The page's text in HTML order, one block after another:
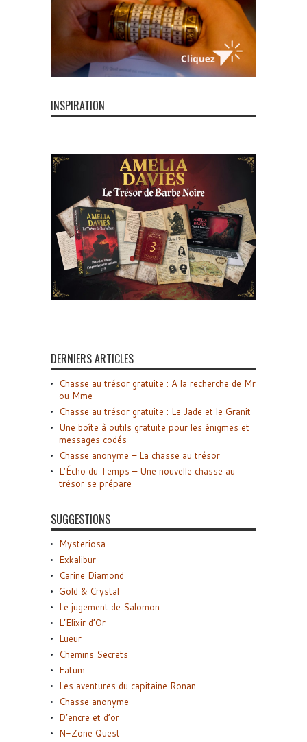
INSPIRATION
DERNIERS ARTICLES
Chasse au trésor gratuite : A la recherche de Mr
ou Mme
Chasse au trésor gratuite : Le Jade et le Granit
Une boîte à outils gratuite pour les énigmes et
messages codés
Chasse anonyme – La chasse au trésor
L’Écho du Temps – Une nouvelle chasse au
trésor se prépare
SUGGESTIONS
Mysteriosa
Exkalibur
Carine Diamond
Gold & Crystal
Le jugement de Salomon
L’Elixir d’Or
Lueur
Chemins Secrets
Fatum
Les aventures du capitaine Ronan
Chasse anonyme
D’encre et d’or
N-Zone Quest